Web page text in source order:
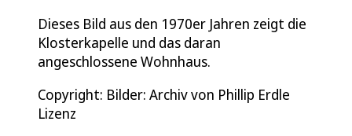
Dieses Bild aus den 1970er Jahren zeigt die
Klosterkapelle und das daran
angeschlossene Wohnhaus.
Copyright: Bilder: Archiv von Phillip Erdle
Lizenz